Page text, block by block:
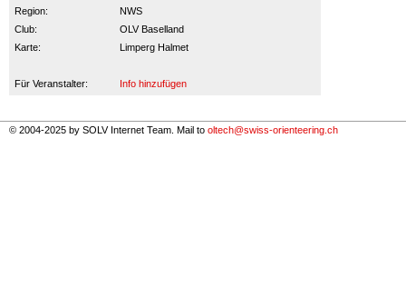
Region:
NWS
Club:
OLV Baselland
Karte:
Limperg Halmet
Für Veranstalter: Info hinzufügen
© 2004-2025 by SOLV Internet Team. Mail to oltech@swiss-orienteering.ch